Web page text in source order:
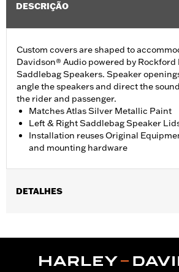
DESCRIÇÃO
Custom covers are shaped to
Davidson® Audio powered by Rockford
Saddlebag Speakers. Speaker
angle the speakers and direct the
the rider and passenger.
Matches Atlas Silver Metallic Paint
Left & Right Saddlebag Speaker
Installation reuses Original
and mounting hardware
DETALHES
Audio powered by Rockford Fosgate
76001291, 76001292, or 76001299.